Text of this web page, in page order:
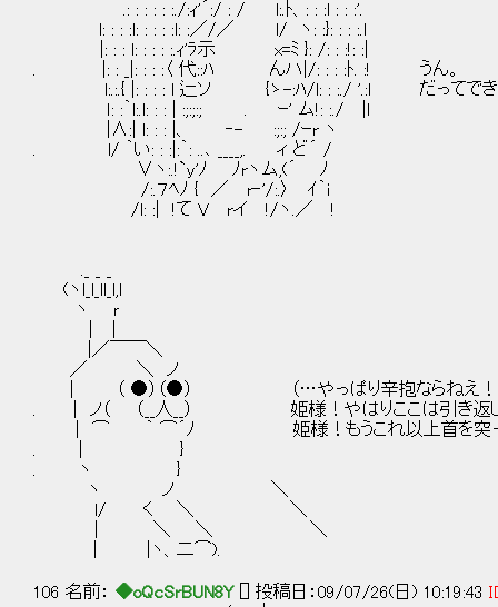
.: : : : : :./:ｨ'´:/ : / l:.ﾄ、: : :l : : :'.
l: : : :l: : : : :l: :／/／ l/ ヽ: :}: : : :.l
|: : : l: : : : :.ｨ'ﾗ示 x=ﾐ }: /: : :!: :|
. |: : _|: : : :〈 代::ﾊ んハ|/: : : :ﾄ. :! うん。
l:.:.{ |: : : : l 辷ソ {ゝ-:ﾊ/l: : :./ '.:l だってできる夫に
ｌ: :｀l:.l: : : | :;:;:; . ｰ' ム!: :./ |l
|∧:| l: : : |、 ‐- :;:; /ｰr ヽ
. l/ ｀い: : :|:｀: ..､ ____,. ィ ど´ /
∨ヽ:.!`y'ﾉ ﾉrヽム,(´ ﾉ
/:.７ﾍﾉ { ／ r‐'/:.〉 ｲ｀i
/l: :| !て V rイ !/ヽ.／ !
(ヽl_l_ll_l,l
ヽ ｒ
|／￣￣＼
／ ＼ ノ
| （ ●）（●） （…やっぱり辛抱ならねえ！
. | ノ（ （__人__） 姫様！やはりここは引き返し
| ⌒ ｀ ⌒´ﾉ 姫様！もうこれ以上首を突っ込ま
. | }
. ヽ }
ヽ ノ ＼
l/ く ＼ ＼
| ＼ ＼ ＼
| |ヽ、二⌒).
106 名前： ◆oQcSrBUN8Y [] 投稿日：09/07/26(日) 10:19:43